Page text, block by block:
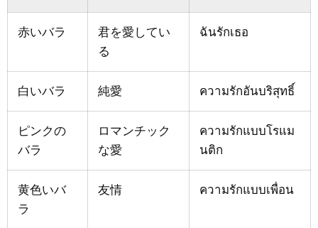
赤いバラ
君を愛してい
る
ฉันรักเธอ
白いバラ 純愛 ความรักอันบริสุทธิ์
ピンクの
バラ
ロマンチック
な愛
ความรักแบบโรแม
นติก
黄色いバ
ラ
友情 ความรักแบบเพื่อน